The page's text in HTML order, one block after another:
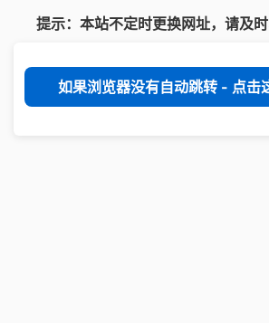
提示：本站不定时更换网址，请及时
如果浏览器没有自动跳转 - 点击